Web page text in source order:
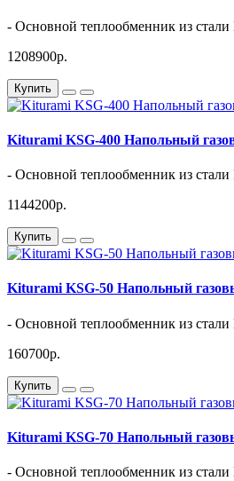
- Основной теплообменник из
1208900р.
Купить
Kiturami KSG-400 Напольный
- Основной теплообменник из
1144200р.
Купить
Kiturami KSG-50 Напольный
- Основной теплообменник из
160700р.
Купить
Kiturami KSG-70 Напольный
- Основной теплообменник из